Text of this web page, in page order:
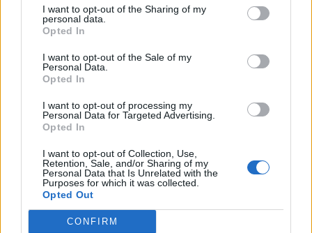
I want to opt-out of the Sharing of my
personal data.
Opted In
I want to opt-out of the Sale of my
Personal Data.
Opted In
I want to opt-out of processing my
Personal Data for Targeted Advertising.
Opted In
I want to opt-out of Collection, Use,
Retention, Sale, and/or Sharing of my
Personal Data that Is Unrelated with the
Purposes for which it was collected.
Opted Out
CONFIRM
stagionale
LAZ 1-2 NAP
2-0 LAZ
LAZ 1-0
EMP 0-1 LAZ
LAZ 4-1
1-2 LAZ